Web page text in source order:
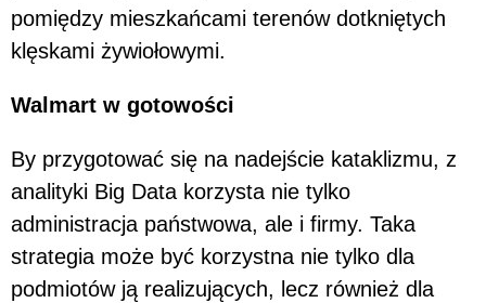
pomiędzy mieszkańcami terenów dotkniętych
klęskami żywiołowymi.
Walmart w gotowości
By przygotować się na nadejście kataklizmu, z
analityki Big Data korzysta nie tylko
administracja państwowa, ale i firmy. Taka
strategia może być korzystna nie tylko dla
podmiotów ją realizujących, lecz również dla